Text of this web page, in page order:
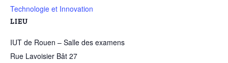
Technologie et Innovation
LIEU
IUT de Rouen – Salle des examens
Rue Lavoisier Bât 27